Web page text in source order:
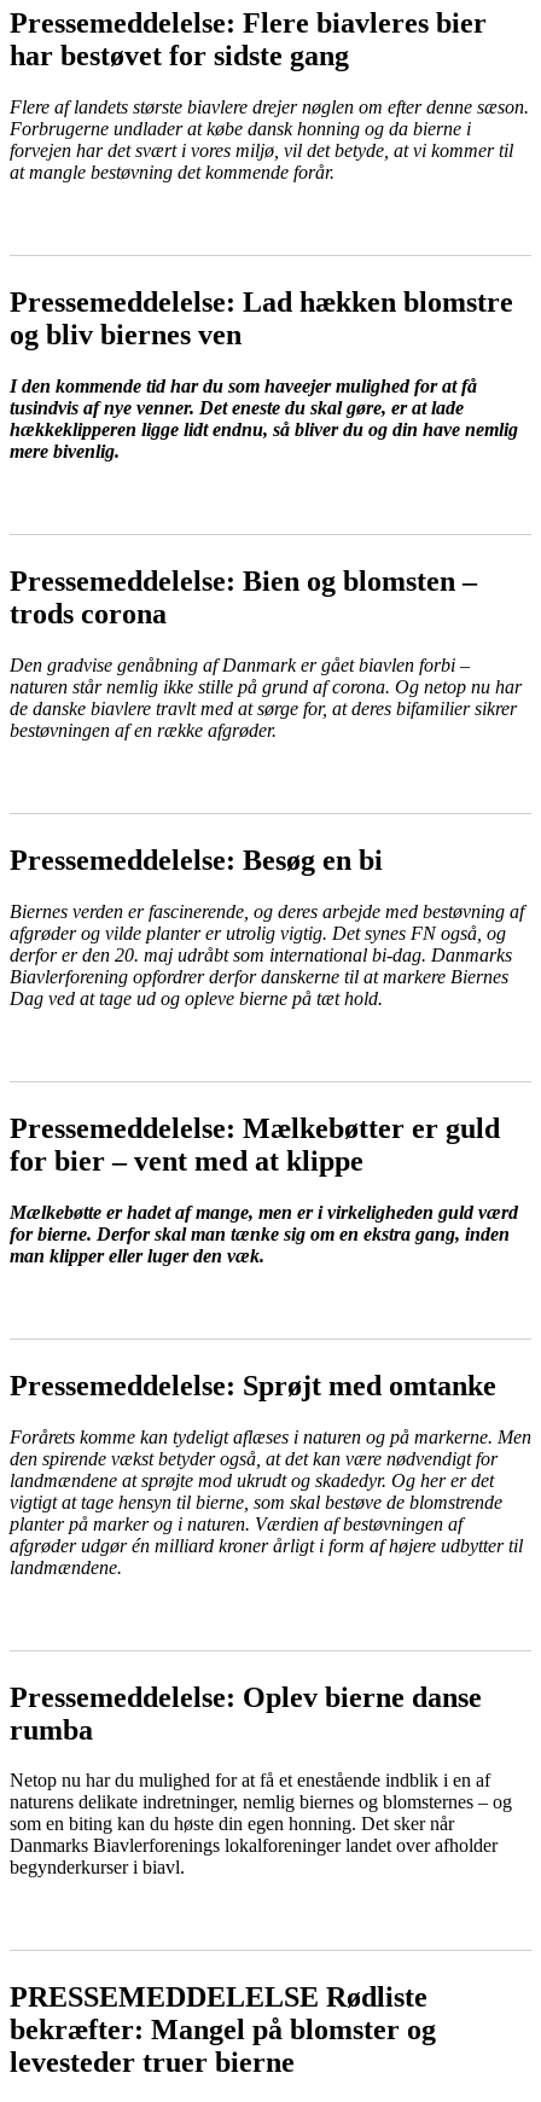
Pressemeddelelse: Flere biavleres bier
har bestøvet for sidste gang
Flere af landets største biavlere drejer nøglen om efter denne sæson.
Forbrugerne undlader at købe dansk honning og da bierne i
forvejen har det svært i vores miljø, vil det betyde, at vi kommer til
at mangle bestøvning det kommende forår.
Pressemeddelelse: Lad hækken blomstre
og bliv biernes ven
I den kommende tid har du som haveejer mulighed for at få
tusindvis af nye venner. Det eneste du skal gøre, er at lade
hækkeklipperen ligge lidt endnu, så bliver du og din have nemlig
mere bivenlig.
Pressemeddelelse: Bien og blomsten –
trods corona
Den gradvise genåbning af Danmark er gået biavlen forbi –
naturen står nemlig ikke stille på grund af corona. Og netop nu har
de danske biavlere travlt med at sørge for, at deres bifamilier sikrer
bestøvningen af en række afgrøder.
Pressemeddelelse: Besøg en bi
Biernes verden er fascinerende, og deres arbejde med bestøvning af
afgrøder og vilde planter er utrolig vigtig. Det synes FN også, og
derfor er den 20. maj udråbt som international bi-dag. Danmarks
Biavlerforening opfordrer derfor danskerne til at markere Biernes
Dag ved at tage ud og opleve bierne på tæt hold.
Pressemeddelelse: Mælkebøtter er guld
for bier – vent med at klippe
Mælkebøtte er hadet af mange, men er i virkeligheden guld værd
for bierne. Derfor skal man tænke sig om en ekstra gang, inden
man klipper eller luger den væk.
Pressemeddelelse: Sprøjt med omtanke
Forårets komme kan tydeligt aflæses i naturen og på markerne. Men
den spirende vækst betyder også, at det kan være nødvendigt for
landmændene at sprøjte mod ukrudt og skadedyr. Og her er det
vigtigt at tage hensyn til bierne, som skal bestøve de blomstrende
planter på marker og i naturen. Værdien af bestøvningen af
afgrøder udgør én milliard kroner årligt i form af højere udbytter til
landmændene.
Pressemeddelelse: Oplev bierne danse
rumba
Netop nu har du mulighed for at få et enestående indblik i en af
naturens delikate indretninger, nemlig biernes og blomsternes – og
som en biting kan du høste din egen honning. Det sker når
Danmarks Biavlerforenings lokalforeninger landet over afholder
begynderkurser i biavl.
PRESSEMEDDELELSE Rødliste
bekræfter: Mangel på blomster og
levesteder truer bierne